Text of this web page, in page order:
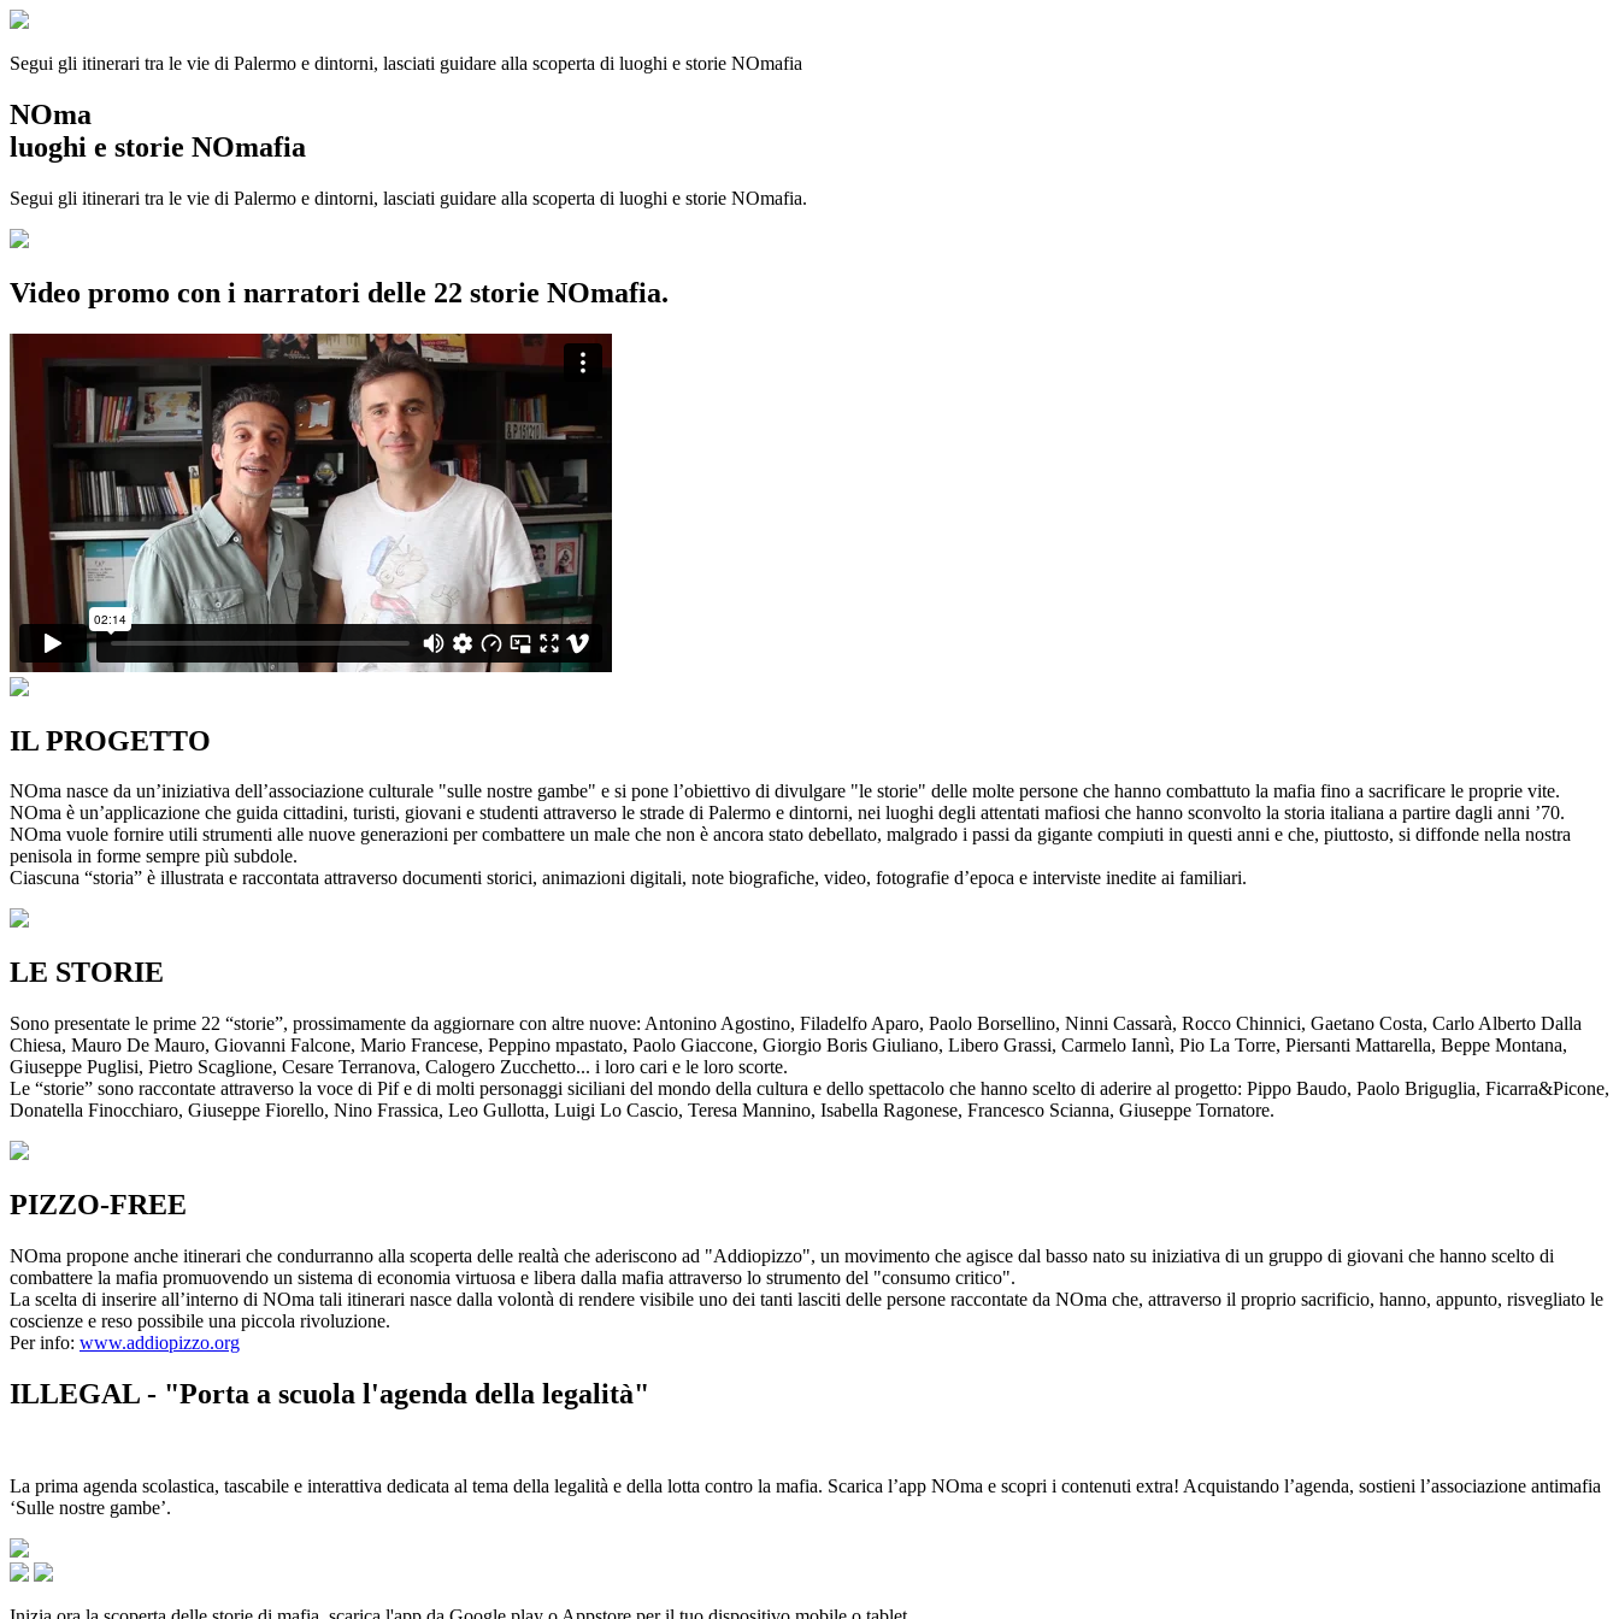
Segui gli itinerari tra le vie di Palermo e dintorni, lasciati guidare alla scoperta di luoghi e storie NOmafia
NOma
luoghi e storie NOmafia
Segui gli itinerari tra le vie di Palermo e dintorni, lasciati guidare alla scoperta di luoghi e storie NOmafia.
Video promo con i narratori delle 22 storie NOmafia.
IL PROGETTO
NOma nasce da un’iniziativa dell’associazione culturale "sulle nostre gambe" e si pone l’obiettivo di divulgare "le storie" delle molte persone che hanno combattuto la mafia fino a sacrificare le proprie vite.
NOma è un’applicazione che guida cittadini, turisti, giovani e studenti attraverso le strade di Palermo e dintorni, nei luoghi degli attentati mafiosi che hanno sconvolto la storia italiana a partire dagli anni ’70.
NOma vuole fornire utili strumenti alle nuove generazioni per combattere un male che non è ancora stato debellato, malgrado i passi da gigante compiuti in questi anni e che, piuttosto, si diffonde nella nostra
penisola in forme sempre più subdole.
Ciascuna “storia” è illustrata e raccontata attraverso documenti storici, animazioni digitali, note biografiche, video, fotografie d’epoca e interviste inedite ai familiari.
LE STORIE
Sono presentate le prime 22 “storie”, prossimamente da aggiornare con altre nuove: Antonino Agostino, Filadelfo Aparo, Paolo Borsellino, Ninni Cassarà, Rocco Chinnici, Gaetano Costa, Carlo Alberto Dalla
Chiesa, Mauro De Mauro, Giovanni Falcone, Mario Francese, Peppino mpastato, Paolo Giaccone, Giorgio Boris Giuliano, Libero Grassi, Carmelo Iannì, Pio La Torre, Piersanti Mattarella, Beppe Montana,
Giuseppe Puglisi, Pietro Scaglione, Cesare Terranova, Calogero Zucchetto... i loro cari e le loro scorte.
Le “storie” sono raccontate attraverso la voce di Pif e di molti personaggi siciliani del mondo della cultura e dello spettacolo che hanno scelto di aderire al progetto: Pippo Baudo, Paolo Briguglia, Ficarra&Picone,
Donatella Finocchiaro, Giuseppe Fiorello, Nino Frassica, Leo Gullotta, Luigi Lo Cascio, Teresa Mannino, Isabella Ragonese, Francesco Scianna, Giuseppe Tornatore.
PIZZO-FREE
NOma propone anche itinerari che condurranno alla scoperta delle realtà che aderiscono ad "Addiopizzo", un movimento che agisce dal basso nato su iniziativa di un gruppo di giovani che hanno scelto di
combattere la mafia promuovendo un sistema di economia virtuosa e libera dalla mafia attraverso lo strumento del "consumo critico".
La scelta di inserire all’interno di NOma tali itinerari nasce dalla volontà di rendere visibile uno dei tanti lasciti delle persone raccontate da NOma che, attraverso il proprio sacrificio, hanno, appunto, risvegliato le
coscienze e reso possibile una piccola rivoluzione.
Per info: www.addiopizzo.org
ILLEGAL - "Porta a scuola l'agenda della legalità"
La prima agenda scolastica, tascabile e interattiva dedicata al tema della legalità e della lotta contro la mafia. Scarica l’app NOma e scopri i contenuti extra! Acquistando l’agenda, sostieni l’associazione antimafia
‘Sulle nostre gambe’.